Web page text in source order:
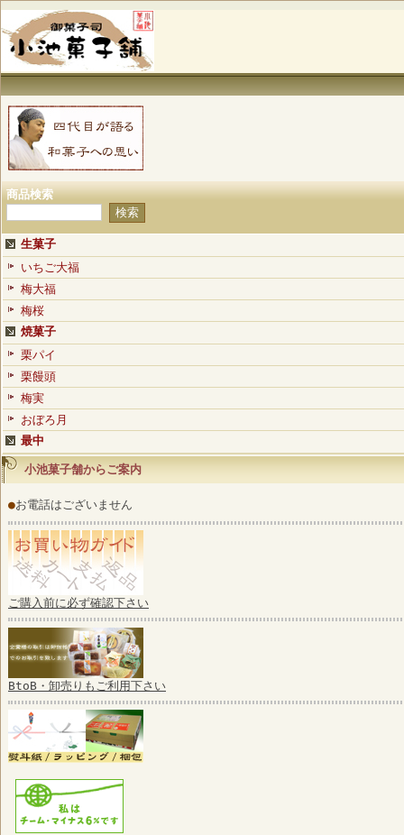
商品検索
生菓子
いちご大福
梅大福
梅桜
焼菓子
栗パイ
栗饅頭
梅実
おぼろ月
最中
小池菓子舗からご案内
●お電話はございません
ご購入前に必ず確認下さい
BtoB・卸売りもご利用下さい